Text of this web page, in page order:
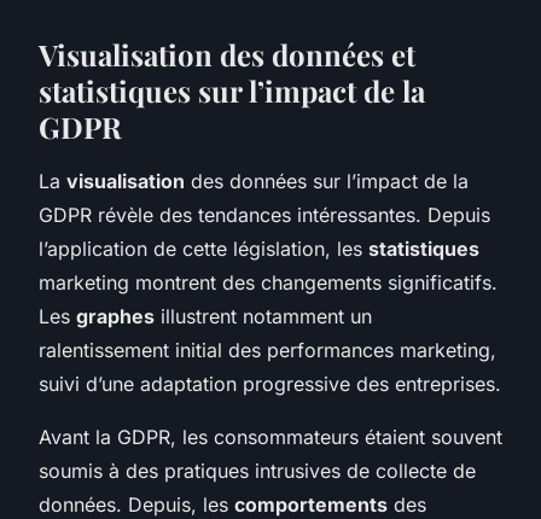
Visualisation des données et
statistiques sur l’impact de la
GDPR
La visualisation des données sur l’impact de la
GDPR révèle des tendances intéressantes. Depuis
l’application de cette législation, les statistiques
marketing montrent des changements significatifs.
Les graphes illustrent notamment un
ralentissement initial des performances marketing,
suivi d’une adaptation progressive des entreprises.
Avant la GDPR, les consommateurs étaient souvent
soumis à des pratiques intrusives de collecte de
données. Depuis, les comportements des